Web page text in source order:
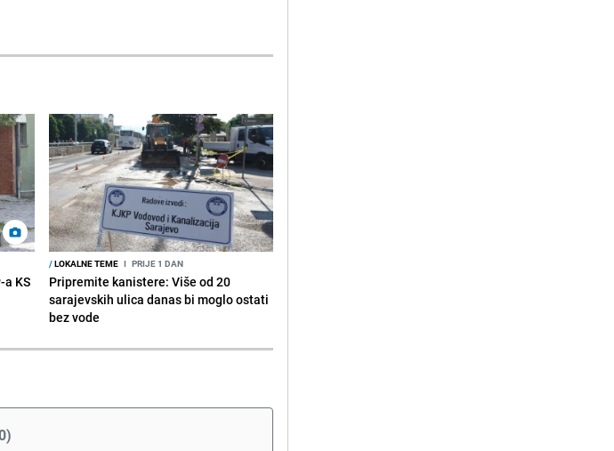
KS
/LOKALNE TEME I PRIJE 1 DAN
Pripremite kanistere: Više od 20
sarajevskih ulica danas bi moglo ostati
bez vode
)